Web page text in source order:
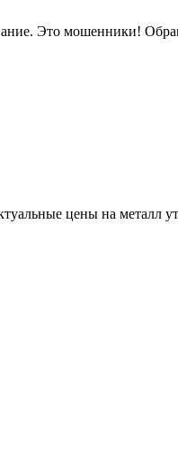
Это мошенники!
цены на металл